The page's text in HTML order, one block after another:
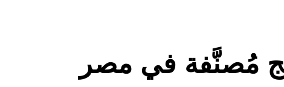
مُصنَّفة في مصر